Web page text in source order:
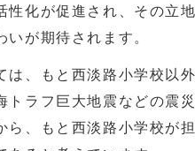
性化が促進され、その立
が期待されます。
、もと西淡路小学校以
トラフ巨大地震などの震
ら、もと西淡路小学校が